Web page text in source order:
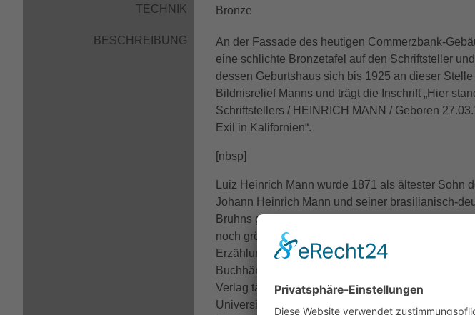
TECHNIK Bronze
BESCHREIBUNG
An der Fassade des heutigen Commerzbank-
eine schlichte Bronzetafel auf den Schriftsteller
dessen Geburtshaus sich bis 1925 an dieser
Bildnisrelief Manns und trägt die Inschrift „Hier
Schriftstellers / HEINRICH MANN / Geboren
Exil in Kalifornien“.
[nbsp]
Luiz Heinrich Mann wurde 1871 als ältester Sohn
Johann Heinrich Mann und seiner brasilianisch-
Bruhns geboren. Er war der ältere Bruder des
noch größerer Bekanntheit brachte. Bereits 1885
Erzählungen. Bis 1889 besuchte er das Lübecker
Buchhändlerlehre in Dresden. Von 1890 bis 1892
Verlag tätig und besuchte in dieser Zeit auch
Universität. Krankheitsbedingt musste sich